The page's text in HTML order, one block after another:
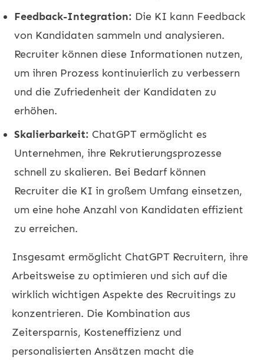
Feedback-Integration: Die KI kann Feedback
von Kandidaten sammeln und analysieren.
Recruiter können diese Informationen nutzen,
um ihren Prozess kontinuierlich zu verbessern
und die Zufriedenheit der Kandidaten zu
erhöhen.
Skalierbarkeit: ChatGPT ermöglicht es
Unternehmen, ihre Rekrutierungsprozesse
schnell zu skalieren. Bei Bedarf können
Recruiter die KI in großem Umfang einsetzen,
um eine hohe Anzahl von Kandidaten effizient
zu erreichen.
Insgesamt ermöglicht ChatGPT Recruitern, ihre
Arbeitsweise zu optimieren und sich auf die
wirklich wichtigen Aspekte des Recruitings zu
konzentrieren. Die Kombination aus
Zeitersparnis, Kosteneffizienz und
personalisierten Ansätzen macht die